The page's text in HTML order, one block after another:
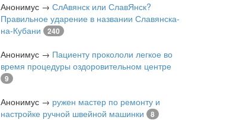
Анонимус → СлАвянск или СлавЯнск?
Правильное ударение в названии Славянска-
на-Кубани
240
Анонимус → Пациенту прокололи легкое во
время процедуры оздоровительном центре
9
Анонимус → ружен мастер по ремонту и
настройке ручной швейной машинки
8